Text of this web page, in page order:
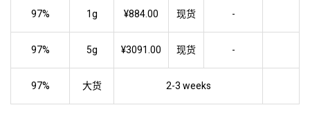
97% 1g ¥884.00 现货 -
97% 5g ¥3091.00 现货 -
97% 大货 2-3 weeks